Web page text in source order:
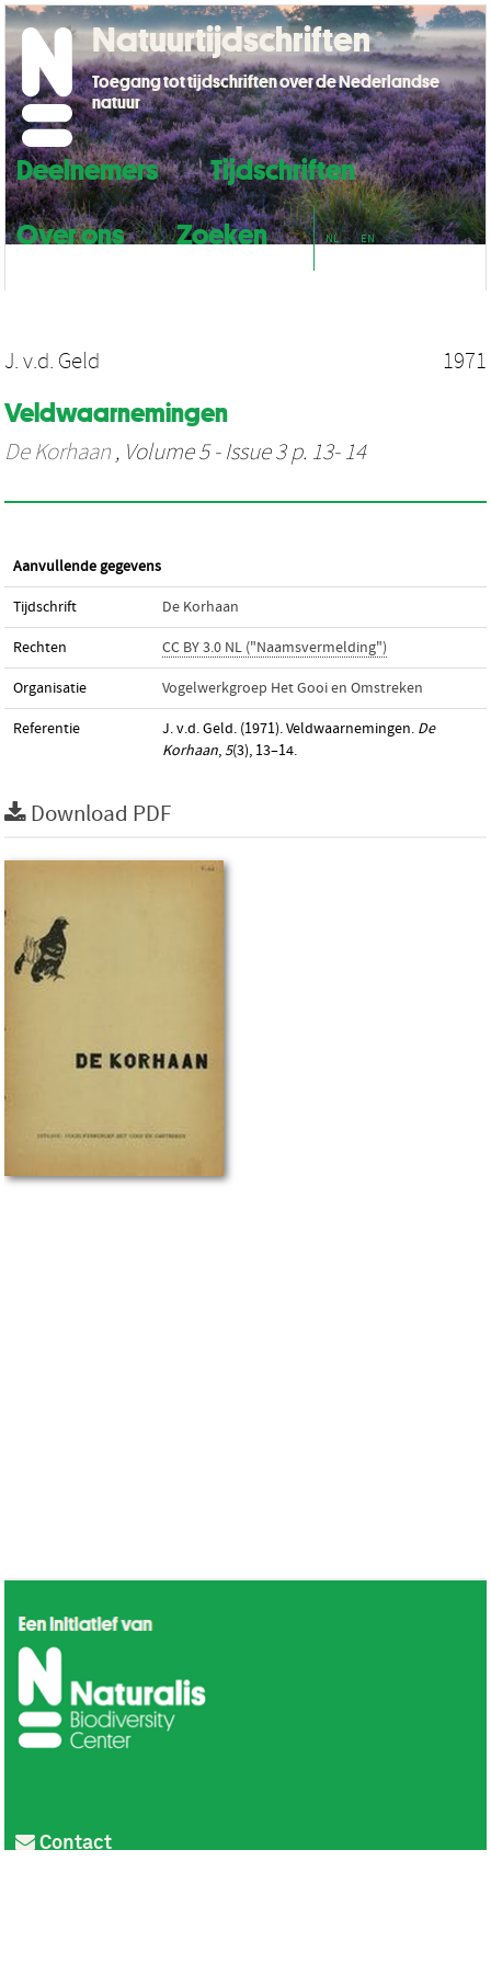
Deelnemers
Tijdschriften
Over ons
Zoeken NL EN
Natuurtijdschriften
Toegang tot tijdschriften over de Nederlandse
natuur
J. v.d. Geld 1971
Veldwaarnemingen
De Korhaan , Volume 5 - Issue 3 p. 13- 14
Aanvullende gegevens
Tijdschrift De Korhaan
Rechten CC BY 3.0 NL ("Naamsvermelding")
Organisatie Vogelwerkgroep Het Gooi en Omstreken
Referentie J. v.d. Geld. (1971). Veldwaarnemingen. De
Korhaan,5(3), 13–14.
Download PDF
Contact